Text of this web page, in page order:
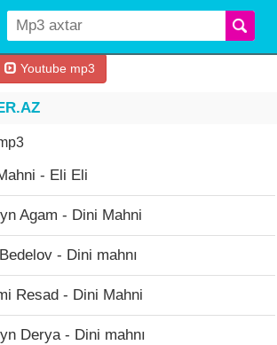
Youtube mp3
- Eli Eli
Agam - Dini Mahni
- Dini mahnı
Resad - Dini Mahni
Derya - Dini mahnı